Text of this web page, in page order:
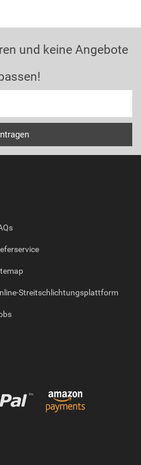
und keine Angebote
Streitschlichtungsplattform